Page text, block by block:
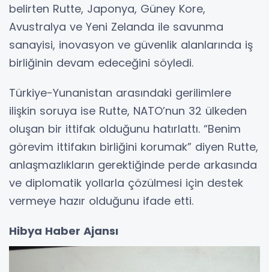
belirten Rutte, Japonya, Güney Kore,
Avustralya ve Yeni Zelanda ile savunma
sanayisi, inovasyon ve güvenlik alanlarında iş
birliğinin devam edeceğini söyledi.
Türkiye-Yunanistan arasındaki gerilimlere
ilişkin soruya ise Rutte, NATO’nun 32 ülkeden
oluşan bir ittifak olduğunu hatırlattı. “Benim
görevim ittifakın birliğini korumak” diyen Rutte,
anlaşmazlıkların gerektiğinde perde arkasında
ve diplomatik yollarla çözülmesi için destek
vermeye hazır olduğunu ifade etti.
Hibya Haber Ajansı